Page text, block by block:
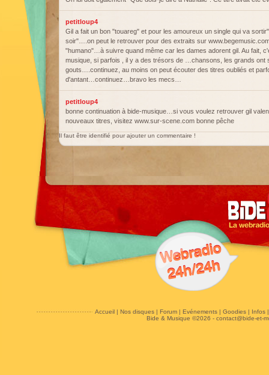
petitloup4
Gil a fait un bon "touareg" et pour les amoureux un single qui va
soir"….on peut le retrouver pour des extraits sur
"humano"…à suivre quand même car les dames adorent gil. Au fait,
musique, si parfois , il y a des trésors de …chansons, les grands
gouts….continuez, au moins on peut écouter des titres oubliés et
d'antant…continuez…bravo les mecs…
petitloup4
bonne continuation à bide-musique…si vous voulez retrouver gil
nouveaux titres, visitez www.sur-scene.com bonne pêche
Il faut être identifié pour ajouter un commentaire !
Accueil| Nos disques| Forum| Evénements| Goodies| Infos
Bide & Musique ©2026 - contact@bide-et-